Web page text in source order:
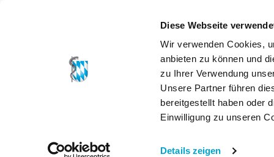
Diese Webseite
Wir verwenden Cookies,
anbieten zu können und
zu Ihrer Verwendung
Unsere Partner führen
bereitgestellt haben oder
Einwilligung zu unseren
Details zeigen